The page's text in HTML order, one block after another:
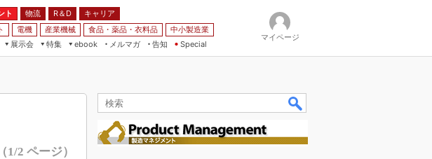
ト 物流 R＆D
キャリア
電機 産業機械 食品・薬品・衣料品
中小製造業
展示会
特集
ebook
メルマガ
告知 Special
マイページ
（1/2 ページ）